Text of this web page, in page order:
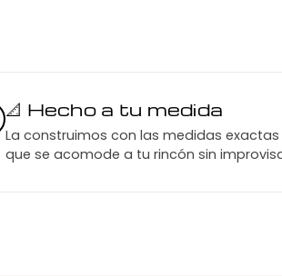
📐 Hecho a tu medida
La construimos con las medidas
que se acomode a tu rincón sin